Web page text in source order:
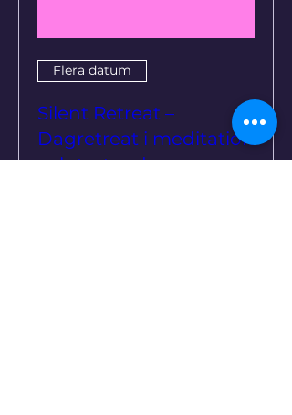
Flera datum
Silent Retreat –
Dagretreat i meditation
och tystnad